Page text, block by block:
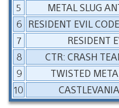
5
METAL SLUG
6 RESIDENT EVIL
7
RESIDENT
8
CTR: CRASH
9
TWISTED
10